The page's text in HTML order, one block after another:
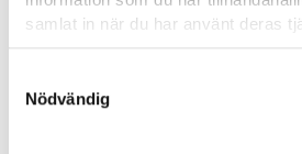
samlat in när du har använt deras
Cookies
Nödvändig
såsom jag själv har gjort. Eftersom det
utomhusarbete i uppgiften är det
utomhus. Det är bra om
minst BE-körkort. Det är en fördel att